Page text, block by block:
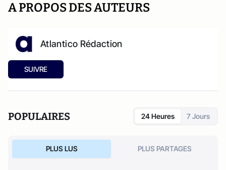
A PROPOS DES AUTEURS
Atlantico Rédaction
SUIVRE
POPULAIRES 24 Heures 7 Jours
PLUS LUS PLUS PARTAGES